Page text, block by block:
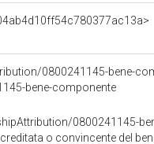
bene-componente
0800241145-
o convincente del